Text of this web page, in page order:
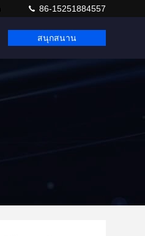
86-15251884557
สนุกสนาน